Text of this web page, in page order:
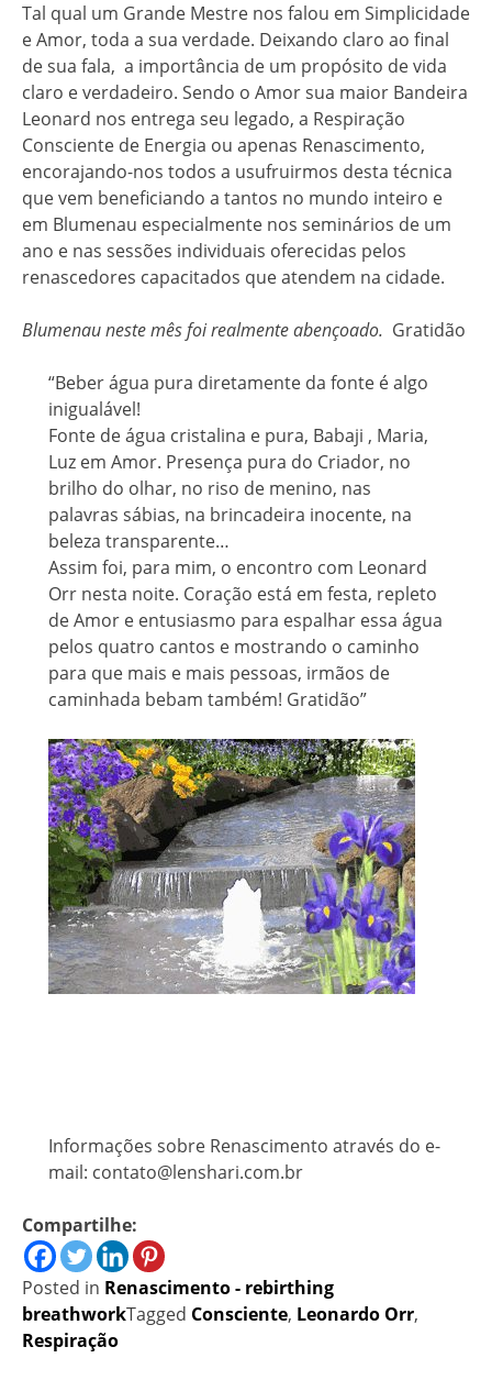
Tal qual um Grande Mestre nos falou em Simplicidade
e Amor, toda a sua verdade. Deixando claro ao final
de sua fala, a importância de um propósito de vida
claro e verdadeiro. Sendo o Amor sua maior Bandeira
Leonard nos entrega seu legado, a Respiração
Consciente de Energia ou apenas Renascimento,
encorajando-nos todos a usufruirmos desta técnica
que vem beneficiando a tantos no mundo inteiro e
em Blumenau especialmente nos seminários de um
ano e nas sessões individuais oferecidas pelos
renascedores capacitados que atendem na cidade.
Blumenau neste mês foi realmente abençoado. Gratidão
“Beber água pura diretamente da fonte é algo
inigualável!
Fonte de água cristalina e pura, Babaji , Maria,
Luz em Amor. Presença pura do Criador, no
brilho do olhar, no riso de menino, nas
palavras sábias, na brincadeira inocente, na
beleza transparente…
Assim foi, para mim, o encontro com Leonard
Orr nesta noite. Coração está em festa, repleto
de Amor e entusiasmo para espalhar essa água
pelos quatro cantos e mostrando o caminho
para que mais e mais pessoas, irmãos de
caminhada bebam também! Gratidão”
Informações sobre Renascimento através do e-
mail: contato@lenshari.com.br
Compartilhe:
Posted in Renascimento - rebirthing
breathworkTagged Consciente, Leonardo Orr,
Respiração